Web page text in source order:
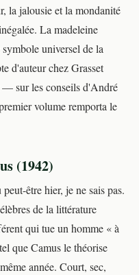
la jalousie et la mondanité
La madeleine
universel de la
d'auteur chez Grasset
— sur les conseils d'André
volume remporta le
(1942)
être hier, je ne sais pas.
de la littérature
qui tue un homme « à
tel que Camus le théorise
année. Court, sec,